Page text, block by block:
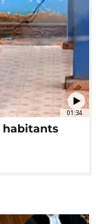
01:34
habitants